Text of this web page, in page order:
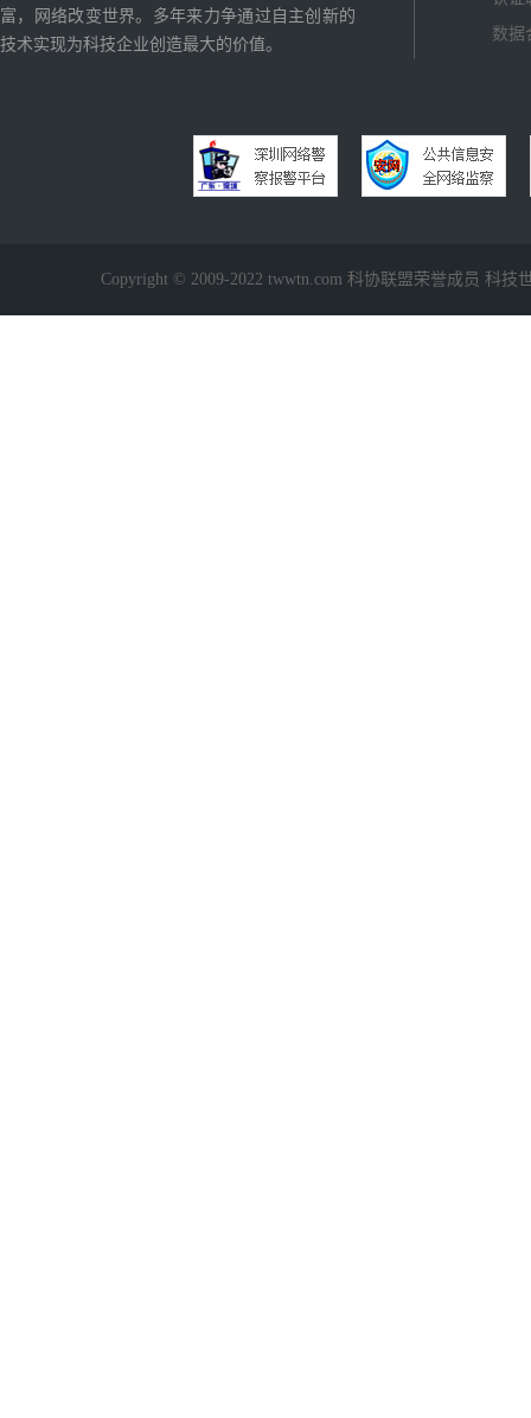
富，网络改变世界。多年来力争通过自主创新的
技术实现为科技企业创造最大的价值。
数据
Copyright © 2009-2022 twwtn.com 科协联盟荣誉成员 科